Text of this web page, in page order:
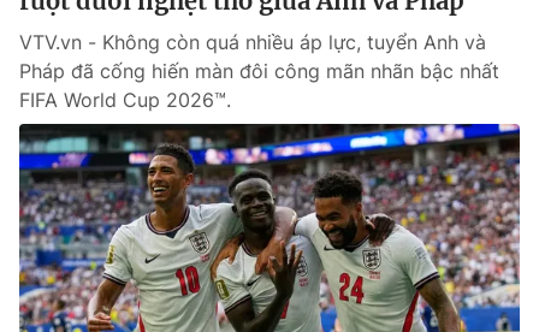
Phim VTV
Hậu trường
Nhân vật
Khán giả
Giải sao mai
Giải trí
Điện ảnh
Âm nhạc
Sao
Đời sống
Du lịch
Làm đẹp
Chất lượng cuộc sống
Giáo dục
Tuyển sinh
Học trực tuyến
Công nghệ
Hitech Công nghệ tương lai
Giao lưu trực tuyến
VTV.vn - Không còn quá nhiều áp lực, tuyển Anh và
Pháp đã cống hiến màn đôi công mãn nhãn bậc nhất
FIFA World Cup 2026™.